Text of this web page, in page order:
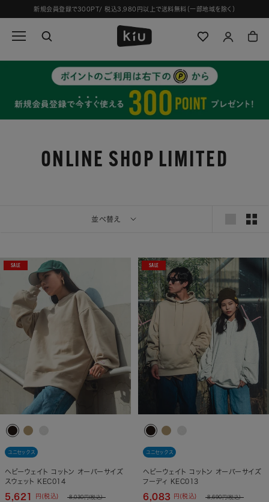
キ
ン
新規会員登録で300PT/ 税込3,980円以上で送料無料（一部地域を除く）
ONLINE SHOP LIMITED
並べ替え
SALE
ユニセックス
ヘビーウェイト コットン オーバーサイズ
スウェット KEC014
5,621 円(税込) 8,030円(税込)
SALE
ユニセックス
ヘビーウェイト コットン オーバーサイズ
フーディ KEC013
6,083 円(税込) 8,690円(税込)